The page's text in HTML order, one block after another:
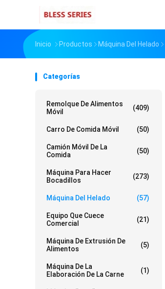
Inicio Productos Máquina Del Helado
Categorías
Remolque De Alimentos
Móvil
(409)
Carro De Comida Móvil (50)
Camión Móvil De La
Comida
(50)
Máquina Para Hacer
Bocadillos
(273)
Máquina Del Helado (57)
Equipo Que Cuece
Comercial
(21)
Máquina De Extrusión De
Alimentos
(5)
Máquina De La
Elaboración De La Carne
(1)